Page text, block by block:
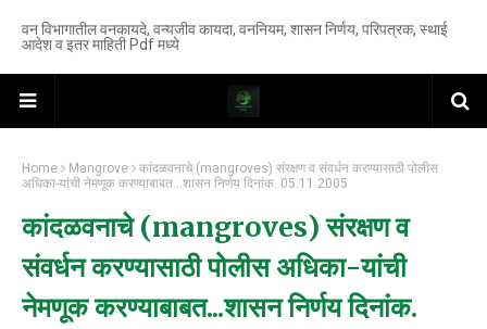
वन विभागातील वनकायदे, वन्यजीव कायदा, वननियम, शासन निर्णय, परिपत्रक, स्थाई
आदेश व इतर माहिती Pdf मध्ये
Home Mangrove
कांदळवनाचे (mangroves) संरक्षण व संवर्धन करण्यासाठी पोलीस
अधिका-यांची नेमणूक करण्याबाबत...शासन निर्णय दिनांक. 05.11.2005
कांदळवनाचे (mangroves) संरक्षण व
संवर्धन करण्यासाठी पोलीस अधिका-यांची
नेमणूक करण्याबाबत...शासन निर्णय दिनांक.